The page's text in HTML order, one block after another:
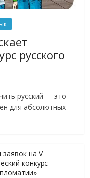
русского
русский — это
для абсолютных
на V
конкурс